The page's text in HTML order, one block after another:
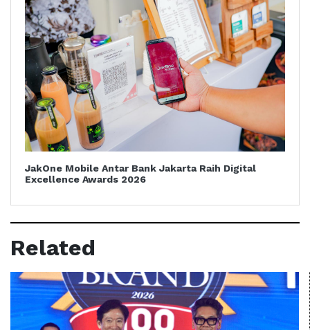
JakOne Mobile Antar Bank Jakarta Raih Digital
Excellence Awards 2026
Related